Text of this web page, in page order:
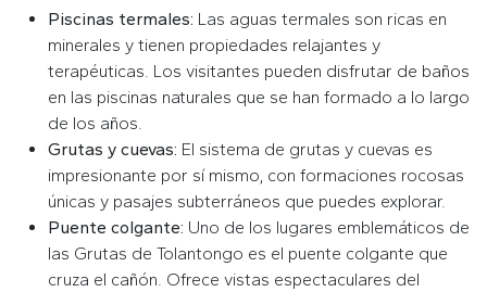
Piscinas termales: Las aguas termales son ricas en
minerales y tienen propiedades relajantes y
terapéuticas. Los visitantes pueden disfrutar de baños
en las piscinas naturales que se han formado a lo largo
de los años.
Grutas y cuevas: El sistema de grutas y cuevas es
impresionante por sí mismo, con formaciones rocosas
únicas y pasajes subterráneos que puedes explorar.
Puente colgante: Uno de los lugares emblemáticos de
las Grutas de Tolantongo es el puente colgante que
cruza el cañón. Ofrece vistas espectaculares del